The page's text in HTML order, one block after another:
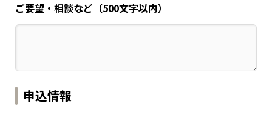
ご要望・相談など（500文字以内）
申込情報